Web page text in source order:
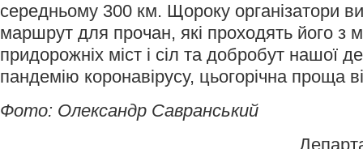
середньому 300 км. Щороку організатори
маршрут для прочан, які проходять його з
придорожніх міст і сіл та добробут нашої
пандемію коронавірусу, цьогорічна проща
Фото: Олександр Савранський